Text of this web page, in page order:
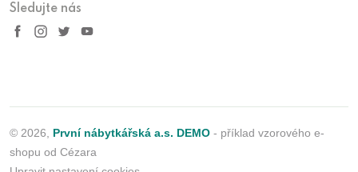
Sledujte nás
© 2026, První nábytkářská a.s. DEMO - příklad vzorového e-
shopu od Cézara